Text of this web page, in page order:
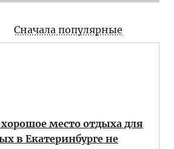
Сначала популярные
место отдыха для
в Екатеринбурге не